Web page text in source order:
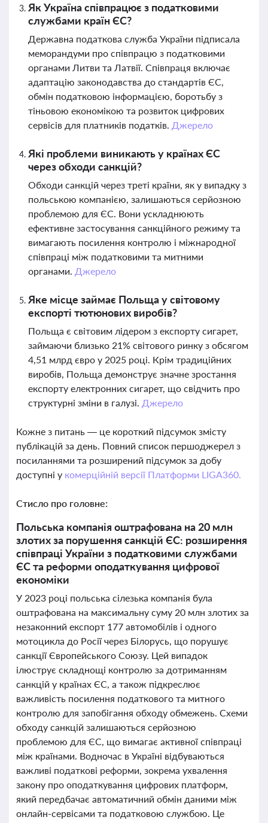
Як Україна співпрацює з податковими
службами країн ЄС?
Державна податкова служба України підписала
меморандуми про співпрацю з податковими
органами Литви та Латвії. Співпраця включає
адаптацію законодавства до стандартів ЄС,
обмін податковою інформацією, боротьбу з
тіньовою економікою та розвиток цифрових
сервісів для платників податків. Джерело
Які проблеми виникають у країнах ЄС
через обходи санкцій?
Обходи санкцій через треті країни, як у випадку з
польською компанією, залишаються серйозною
проблемою для ЄС. Вони ускладнюють
ефективне застосування санкційного режиму та
вимагають посилення контролю і міжнародної
співпраці між податковими та митними
органами. Джерело
Яке місце займає Польща у світовому
експорті тютюнових виробів?
Польща є світовим лідером з експорту сигарет,
займаючи близько 21% світового ринку з обсягом
4,51 млрд євро у 2025 році. Крім традиційних
виробів, Польща демонструє значне зростання
експорту електронних сигарет, що свідчить про
структурні зміни в галузі. Джерело
Кожне з питань — це короткий підсумок змісту
публікацій за день. Повний список першоджерел з
посиланнями та розширений підсумок за добу
доступні у комерційній версії Платформи LIGA360.
Стисло про головне:
Польська компанія оштрафована на 20 млн
злотих за порушення санкцій ЄС: розширення
співпраці України з податковими службами
ЄС та реформи оподаткування цифрової
економіки
У 2023 році польська сілезька компанія була
оштрафована на максимальну суму 20 млн злотих за
незаконний експорт 177 автомобілів і одного
мотоцикла до Росії через Білорусь, що порушує
санкції Європейського Союзу. Цей випадок
ілюструє складнощі контролю за дотриманням
санкцій у країнах ЄС, а також підкреслює
важливість посилення податкового та митного
контролю для запобігання обходу обмежень. Схеми
обходу санкцій залишаються серйозною
проблемою для ЄС, що вимагає активної співпраці
між країнами. Водночас в Україні відбуваються
важливі податкові реформи, зокрема ухвалення
закону про оподаткування цифрових платформ,
який передбачає автоматичний обмін даними між
онлайн-сервісами та податковою службою. Це